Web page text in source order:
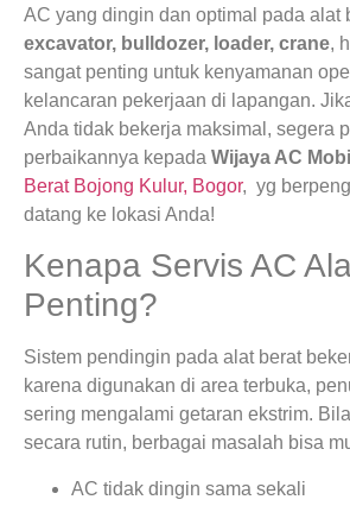
AC yang dingin dan optimal pada alat
excavator, bulldozer, loader, crane,
sangat penting untuk kenyamanan
kelancaran pekerjaan di lapangan.
Anda tidak bekerja maksimal, segera
perbaikannya kepada Wijaya AC Mobil
Berat Bojong Kulur, Bogor, yg
datang ke lokasi Anda!
Kenapa Servis AC
Penting?
Sistem pendingin pada alat berat
karena digunakan di area terbuka,
sering mengalami getaran ekstrim.
secara rutin, berbagai masalah bisa
AC tidak dingin sama sekali